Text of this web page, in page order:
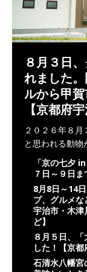
８月３日
れました
ルから甲
【京都府
２０２６年８
と思われる動物
「京の七夕
７日～９日ま
8月8日～14
プ、グルメな
宇治市・木津
ど】
８月５日、
した！【京都
石清水八幡宮